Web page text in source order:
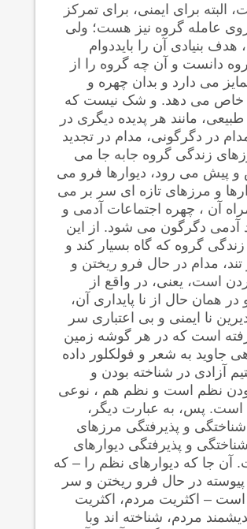
البته برای ایمنی، برای تمرکز
عامله گروه نیز هست؛ ولی
بنیادی آن را بایددوام
دانست و آن چه گروه را از
می دارد و بدان چهره و
می دهد. و شک نیست که
طبیعی، مانند هر پدیده دیگری در
در دگرگونی، مدام در تجدید
زندگی گروه جابه جا می
پیش می رود، دیوارها فرو می
و مرزهای تازه ای سر بر می
آن ، چهره اجتماعات آدمی و
آدمی دگرگون می شود. از این
زندگی گروه که گاه بسیار کند و
تند، مدام در حال فرو ریختن و
است، یعنی، در واقع از
در همان حال از نا پایداری آن،
نا ایمنی و بی اعتباری سر
است که در هر گوشه زمین
جاوید به شعر و فولکلور داده
آزادی در شناخته بودن و
بودن نظم است و نظم هم ، نوعی
است. پس، به عبارت دیگر،
شناختگی و پذیرفتگی مرزهای
و پذیرفتگی دیوارهای
جا که دیوارهای نظم را – که
پیوسته در حال فرو ریختن و سر
است – اکثریت مردم، اکثریت
مردم، شناخته اند وبا